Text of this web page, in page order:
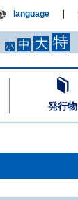
発行物
小 中 大 特
language